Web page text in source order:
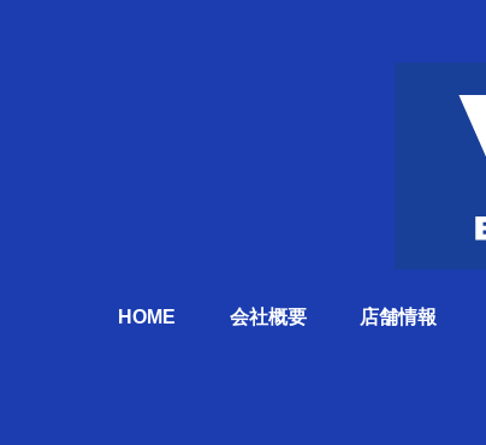
HOME 会社概要 店舗情報